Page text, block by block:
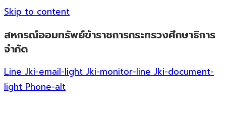
Skip to content
สหกรณ์ออมทรัพย์ข้าราชการกระทรวงศึกษาธิการ
จำกัด
Line Jki-email-light Jki-monitor-line Jki-document-
light Phone-alt